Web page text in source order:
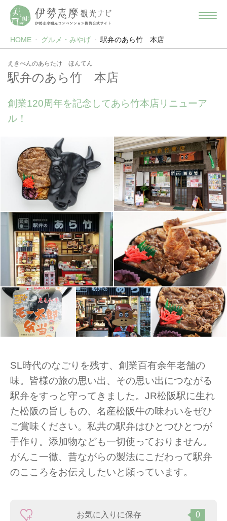
HOME グルメ・みやげ 駅弁のあら竹 本店
えきべんのあらたけ ほんてん
駅弁のあら竹 本店
創業120周年を記念してあら竹本店リニューア
ル！
SL時代のなごりを残す、創業百有余年老舗の
味。皆様の旅の思い出、その思い出につながる
駅弁をすっと守ってきました。JR松阪駅に生れ
た松阪の旨しもの、名産松阪牛の味わいをぜひ
ご賞味ください。私共の駅弁はひとつひとつが
手作り。添加物なども一切使っておりません。
がんこ一徹、昔ながらの製法にこだわって駅弁
のこころをお伝えしたいと願っています。
お気に入りに保存 0